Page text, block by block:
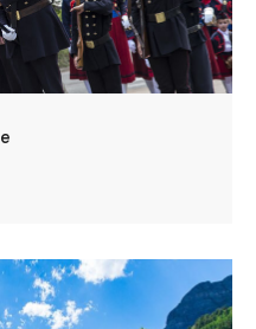
du bois, du cuir,